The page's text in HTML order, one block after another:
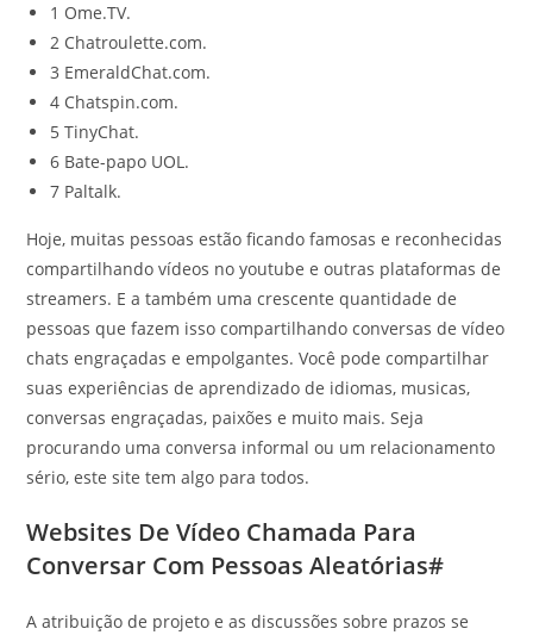
1 Ome.TV.
2 Chatroulette.com.
3 EmeraldChat.com.
4 Chatspin.com.
5 TinyChat.
6 Bate-papo UOL.
7 Paltalk.
Hoje, muitas pessoas estão ficando famosas e reconhecidas
compartilhando vídeos no youtube e outras plataformas de
streamers. E a também uma crescente quantidade de
pessoas que fazem isso compartilhando conversas de vídeo
chats engraçadas e empolgantes. Você pode compartilhar
suas experiências de aprendizado de idiomas, musicas,
conversas engraçadas, paixões e muito mais. Seja
procurando uma conversa informal ou um relacionamento
sério, este site tem algo para todos.
Websites De Vídeo Chamada Para
Conversar Com Pessoas Aleatórias#
A atribuição de projeto e as discussões sobre prazos se